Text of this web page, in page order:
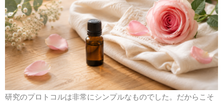
研究のプロトコルは非常にシンプルなものでした。だからこそ